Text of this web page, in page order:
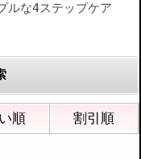
ルな4ステップケア
順 割引順